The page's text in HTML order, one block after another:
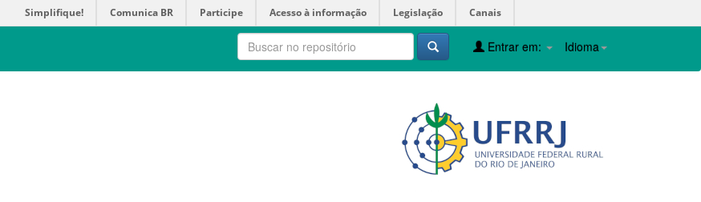
Simplifique! Comunica BR Participe Acesso à informação Legislação Canais
Idioma
Entrar em: